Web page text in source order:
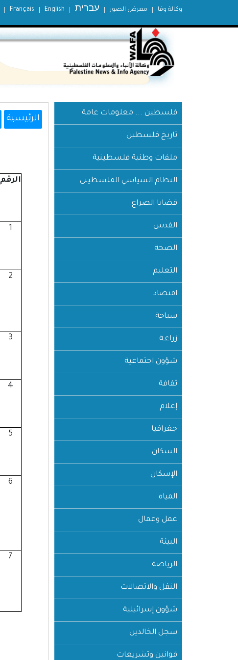
Français English עברית معرض الصور وكالة وفا
فلسطين ... معلومات عامة
تاريخ فلسطين
ملفات وطنية فلسطينية
النظام السياسي الفلسطيني
قضايا الصراع
القدس
الصحة
التعليم
اقتصاد
سياحة
زراعـة
شؤون اجتماعية
ثقافة
إعلام
جغرافيا
السكان
الإسكان
المياه
عمل وعمال
البيئة
الرياضة
النقل والاتصالات
شؤون إسرائيلية
سجل الخالدين
قوانين وتشريعات
الرئيسية
الرقم
1
2
3
4
5
6
7